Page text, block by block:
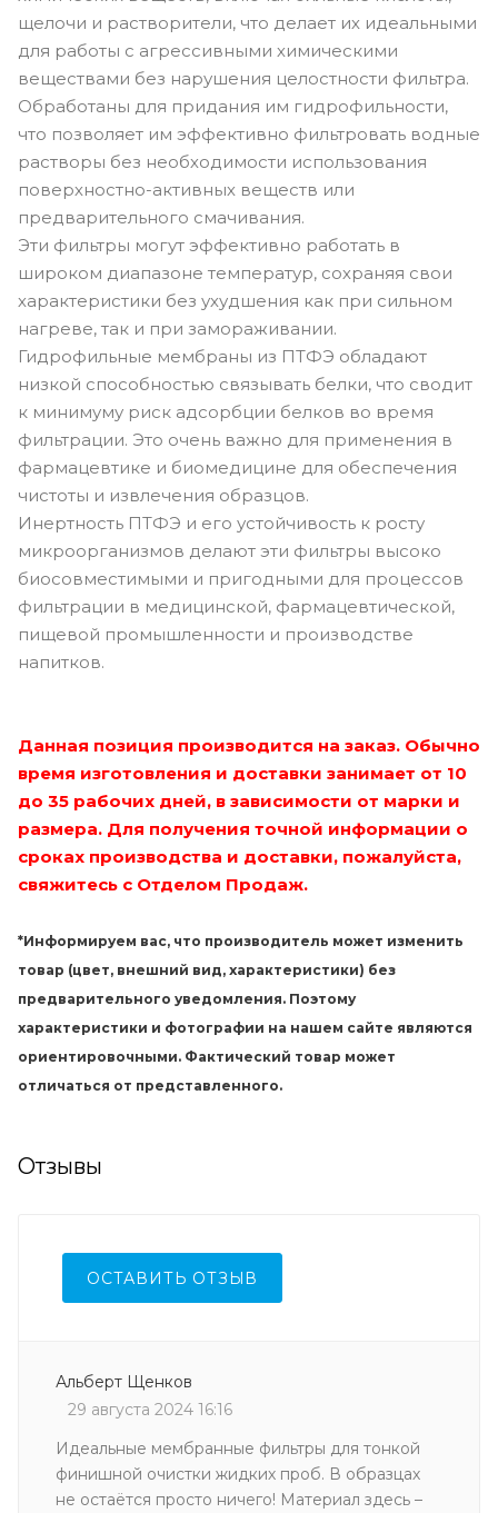
щелочи и растворители, что делает их идеальными
для работы с агрессивными химическими
веществами без нарушения целостности фильтра.
Обработаны для придания им гидрофильности,
что позволяет им эффективно фильтровать водные
растворы без необходимости использования
поверхностно-активных веществ или
предварительного смачивания.
Эти фильтры могут эффективно работать в
широком диапазоне температур, сохраняя свои
характеристики без ухудшения как при сильном
нагреве, так и при замораживании.
Гидрофильные мембраны из ПТФЭ обладают
низкой способностью связывать белки, что сводит
к минимуму риск адсорбции белков во время
фильтрации. Это очень важно для применения в
фармацевтике и биомедицине для обеспечения
чистоты и извлечения образцов.
Инертность ПТФЭ и его устойчивость к росту
микроорганизмов делают эти фильтры высоко
биосовместимыми и пригодными для процессов
фильтрации в медицинской, фармацевтической,
пищевой промышленности и производстве
напитков.
Данная позиция производится на заказ. Обычно
время изготовления и доставки занимает от 10
до 35 рабочих дней, в зависимости от марки и
размера. Для получения точной информации о
сроках производства и доставки, пожалуйста,
свяжитесь с Отделом Продаж.
*Информируем вас, что производитель может изменить
товар (цвет, внешний вид, характеристики) без
предварительного уведомления. Поэтому
характеристики и фотографии на нашем сайте являются
ориентировочными. Фактический товар может
отличаться от представленного.
Отзывы
ОСТАВИТЬ ОТЗЫВ
Альберт Щенков
29 августа 2024 16:16
Идеальные мембранные фильтры для тонкой
финишной очистки жидких проб. В образцах
не остаётся просто ничего! Материал здесь –